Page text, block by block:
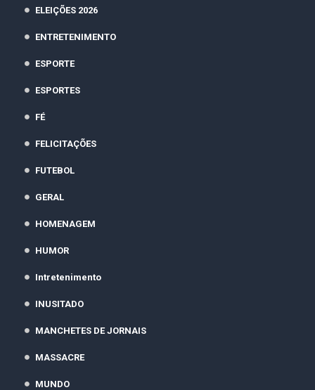
ELEIÇÕES 2026
ENTRETENIMENTO
ESPORTE
ESPORTES
FÉ
FELICITAÇÕES
FUTEBOL
GERAL
HOMENAGEM
HUMOR
Intretenimento
INUSITADO
MANCHETES DE JORNAIS
MASSACRE
MUNDO